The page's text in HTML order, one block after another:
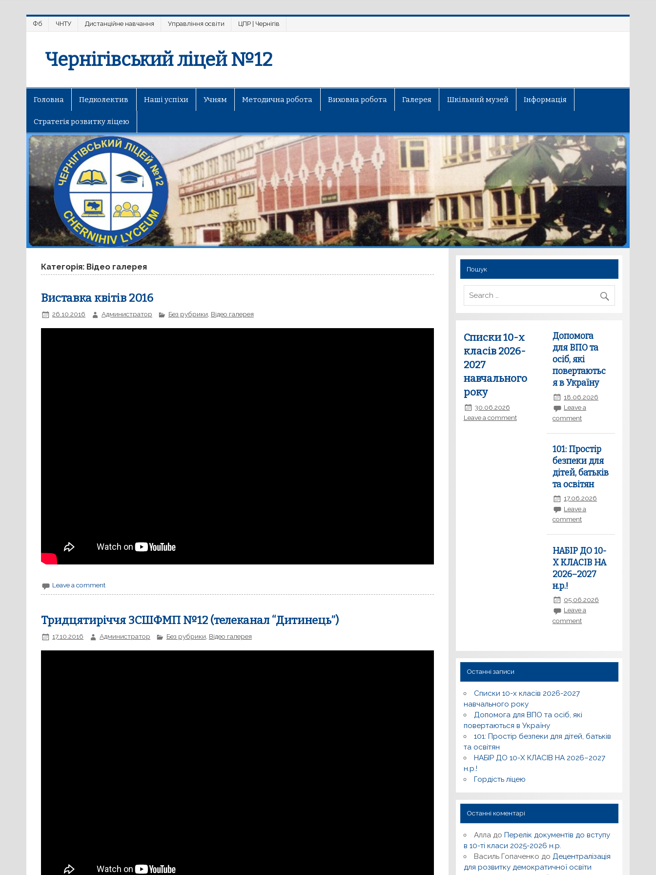
Фб ЧНТУ Дистанційне навчання Управління освіти ЦПР | Чернігів
Чернігівський ліцей №12
Головна Педколектив Наші успіхи Учням Методична робота Виховна робота Галерея Шкільний музей Інформація
Стратегія розвитку ліцею
Категорія: Відео галерея
Виставка квітів 2016
26.10.2016 Администратор Без рубрики Відео галерея
Leave a comment
Тридцятиріччя ЗСШФМП №12 (телеканал “Дитинець”)
17.10.2016 Администратор Без рубрики, Відео галерея
Пошук
Списки 10-х
класів 2026-
2027
навчального
року
30.06.2026
Leave a comment
Допомога
для ВПО та
осіб, які
повертаютьс
я в Україну
18.06.2026
Leave a
comment
101: Простір
безпеки для
дітей, батьків
та освітян
17.06.2026
Leave a
comment
НАБІР ДО 10-
Х КЛАСІВ НА
2026–2027
н.р.!
05.06.2026
Leave a
comment
Останні записи
Списки 10-х класів 2026-2027
навчального року
Допомога для ВПО та осіб, які
повертаються в Україну
101: Простір безпеки для дітей, батьків
та освітян
НАБІР ДО 10-Х КЛАСІВ НА 2026–2027
н.р.!
Гордість ліцею
Останні коментарі
Алладо Перелік документів до вступу
в 10-ті класи 2025-2026 н.р.
Василь Гопаченко до Децентралізація
для розвитку демократичної освіти